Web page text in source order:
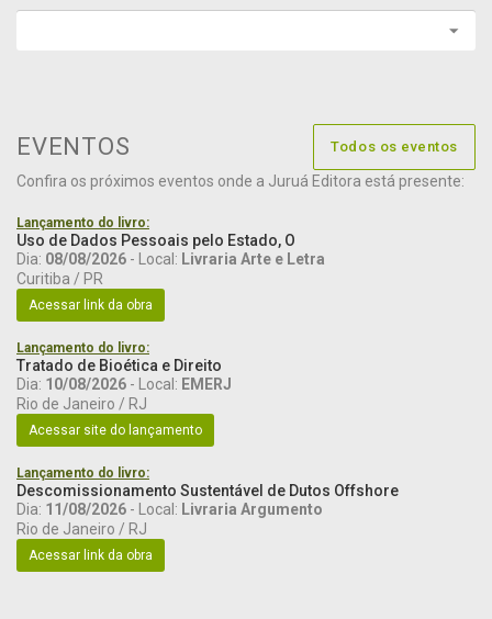
EVENTOS Todos os eventos
Confira os próximos eventos onde a Juruá Editora está presente:
Lançamento do livro:
Uso de Dados Pessoais pelo Estado, O
Dia: 08/08/2026 - Local: Livraria Arte e Letra
Curitiba / PR
Acessar link da obra
Lançamento do livro:
Tratado de Bioética e Direito
Dia: 10/08/2026 - Local: EMERJ
Rio de Janeiro / RJ
Acessar site do lançamento
Lançamento do livro:
Descomissionamento Sustentável de Dutos Offshore
Dia: 11/08/2026 - Local: Livraria Argumento
Rio de Janeiro / RJ
Acessar link da obra